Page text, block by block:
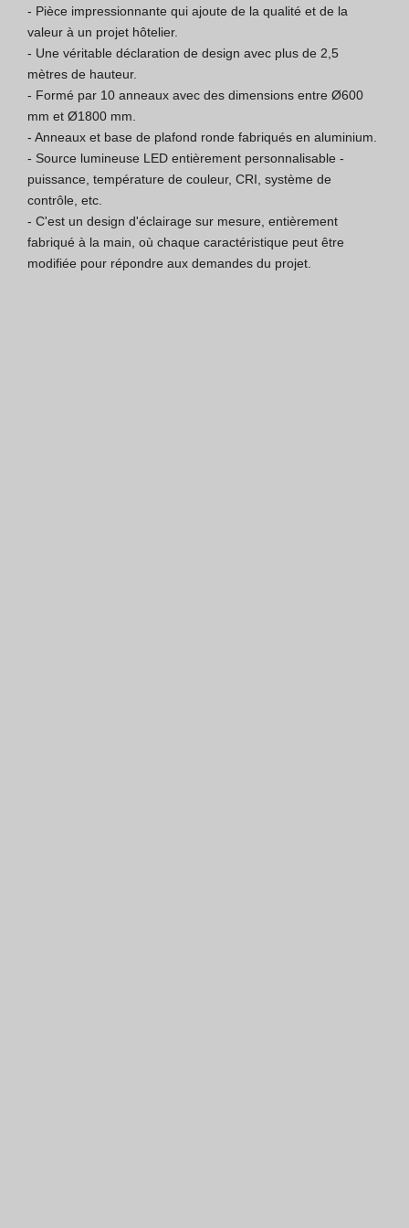
Certification ISO 9001
Conditions de Vente
Conditions de Garantie
Logo Pack
- Pièce impressionnante qui ajoute de la qualité et de la
valeur à un projet hôtelier.
- Une véritable déclaration de design avec plus de 2,5
mètres de hauteur.
- Formé par 10 anneaux avec des dimensions entre Ø600
mm et Ø1800 mm.
- Anneaux et base de plafond ronde fabriqués en aluminium.
- Source lumineuse LED entièrement personnalisable -
puissance, température de couleur, CRI, système de
contrôle, etc.
- C'est un design d'éclairage sur mesure, entièrement
fabriqué à la main, où chaque caractéristique peut être
modifiée pour répondre aux demandes du projet.